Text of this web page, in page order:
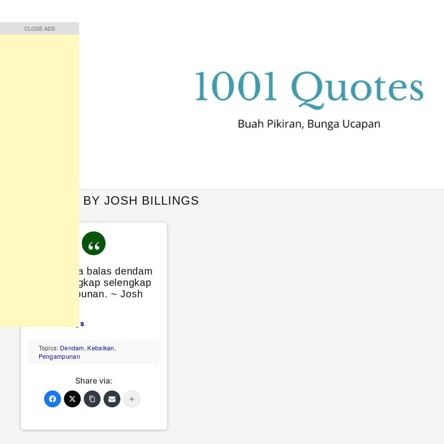
Quote Hari Puisi
QUOTES BY JOSH BILLINGS
Tidak ada balas dendam
yang lengkap selengkap
pengampunan. ~ Josh
Josh Billings
Topics: Dendam, Kebaikan,
Pengampunan
Share via:
CLOSE ADS
CLOSE ADS